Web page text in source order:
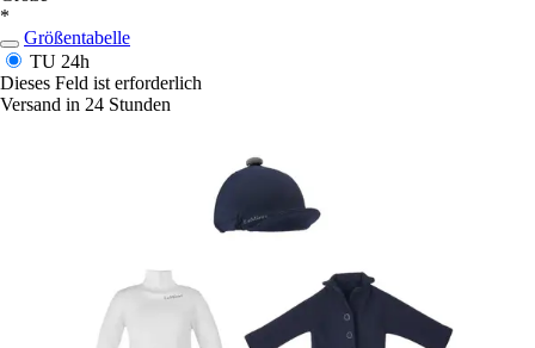
*
Größentabelle
TU 24h
Dieses Feld ist erforderlich
Versand in 24 Stunden